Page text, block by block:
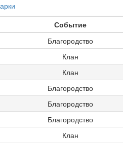
Событие
Благородство
Клан
Клан
Благородство
Благородство
Благородство
Клан